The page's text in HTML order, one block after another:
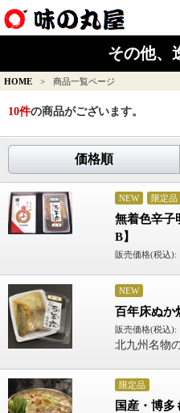
その他、
HOME > 商品一覧ページ
10件の商品がございます。
価格順
NEW 限定品
無着色辛子
B】
販売価格(税込):
NEW
百年床ぬか
販売価格(税込):
北九州名物
限定品
国産・博